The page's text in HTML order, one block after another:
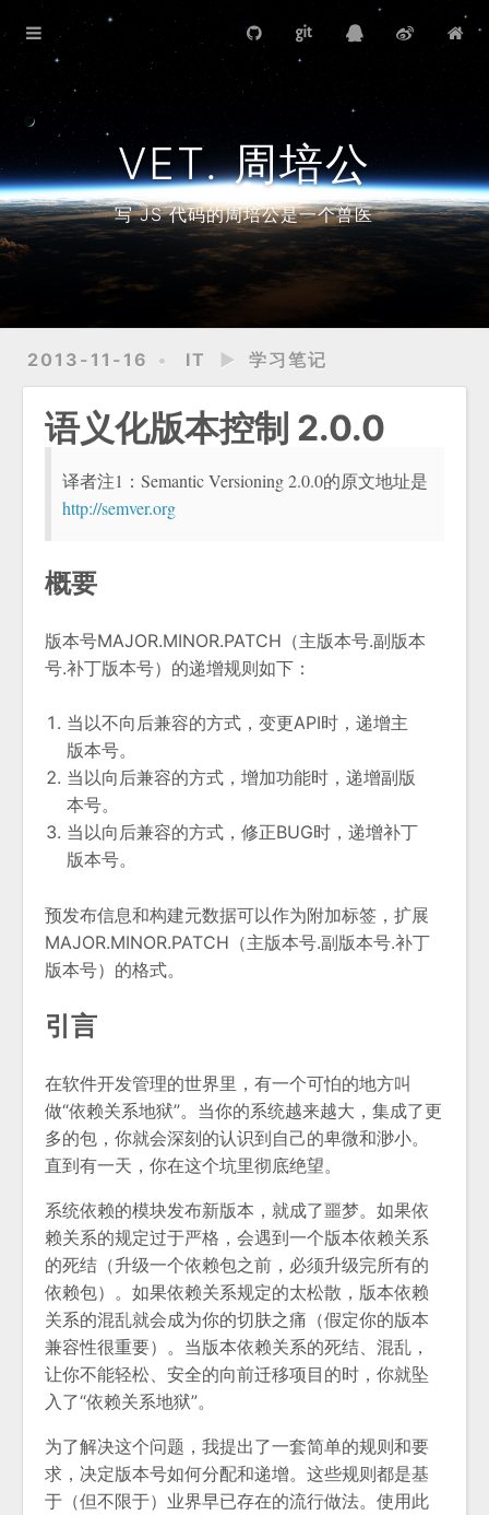
VET. 周培公
写 JS 代码的周培公是一个兽医
2013-11-16 IT ► 学习笔记
语义化版本控制 2.0.0
译者注1：Semantic Versioning 2.0.0的原文地址是
http://semver.org
概要
版本号MAJOR.MINOR.PATCH（主版本号.副版本
号.补丁版本号）的递增规则如下：
当以不向后兼容的方式，变更API时，递增主
版本号。
当以向后兼容的方式，增加功能时，递增副版
本号。
当以向后兼容的方式，修正BUG时，递增补丁
版本号。
预发布信息和构建元数据可以作为附加标签，扩展
MAJOR.MINOR.PATCH（主版本号.副版本号.补丁
版本号）的格式。
引言
在软件开发管理的世界里，有一个可怕的地方叫
做“依赖关系地狱”。当你的系统越来越大，集成了更
多的包，你就会深刻的认识到自己的卑微和渺小。
直到有一天，你在这个坑里彻底绝望。
系统依赖的模块发布新版本，就成了噩梦。如果依
赖关系的规定过于严格，会遇到一个版本依赖关系
的死结（升级一个依赖包之前，必须升级完所有的
依赖包）。如果依赖关系规定的太松散，版本依赖
关系的混乱就会成为你的切肤之痛（假定你的版本
兼容性很重要）。当版本依赖关系的死结、混乱，
让你不能轻松、安全的向前迁移项目的时，你就坠
入了“依赖关系地狱”。
为了解决这个问题，我提出了一套简单的规则和要
求，决定版本号如何分配和递增。这些规则都是基
于（但不限于）业界早已存在的流行做法。使用此
首页
写作计划
导游笔记
藏书目录